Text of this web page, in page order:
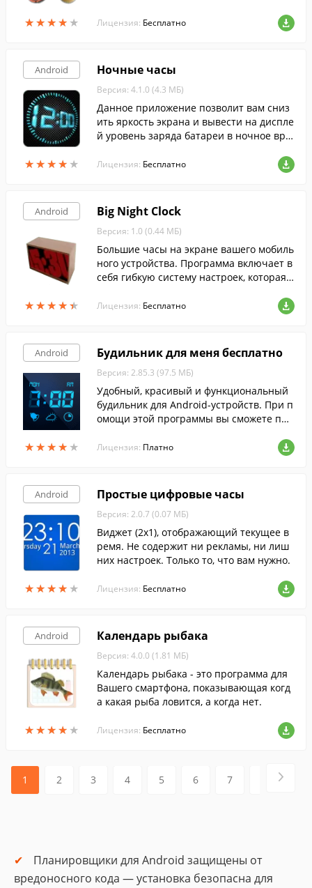
★★★★ ★
★★★★ ★
на часы.
Лицензия: Бесплатно
Android
★★★★ ★
★★★★ ★
Ночные часы
Версия: 4.1.0 (4.3 МБ)
Данное приложение позволит вам сниз
ить яркость экрана и вывести на диспле
й уровень заряда батареи в ночное вре
Лицензия: Бесплатно
Android
★★★★★
★★★★★
Big Night Clock
Версия: 1.0 (0.44 МБ)
Большие часы на экране вашего мобиль
ного устройства. Программа включает в
себя гибкую систему настроек, которая
ремени так, как вам удобно.
Лицензия: Бесплатно
Android
★★★★ ★
★★★★ ★
Будильник для меня бесплатно
Версия: 2.85.3 (97.5 МБ)
Удобный, красивый и функциональный
будильник для Android-устройств. При п
омощи этой программы вы сможете пре
астоящие прикроватные часы...
Лицензия: Платно
Android
★★★★ ★
★★★★ ★
Простые цифровые часы
Версия: 2.0.7 (0.07 МБ)
Виджет (2х1), отображающий текущее в
ремя. Не содержит ни рекламы, ни лиш
них настроек. Только то, что вам нужно.
Лицензия: Бесплатно
Android
★★★★ ★
★★★★ ★
Календарь рыбака
Версия: 4.0.0 (1.81 МБ)
Календарь рыбака - это программа для
Вашего смартфона, показывающая когд
а какая рыба ловится, а когда нет.
Лицензия: Бесплатно
1 2 3 4 5 6 7
Планировщики для Android защищены от
вредоносного кода — установка безопасна для